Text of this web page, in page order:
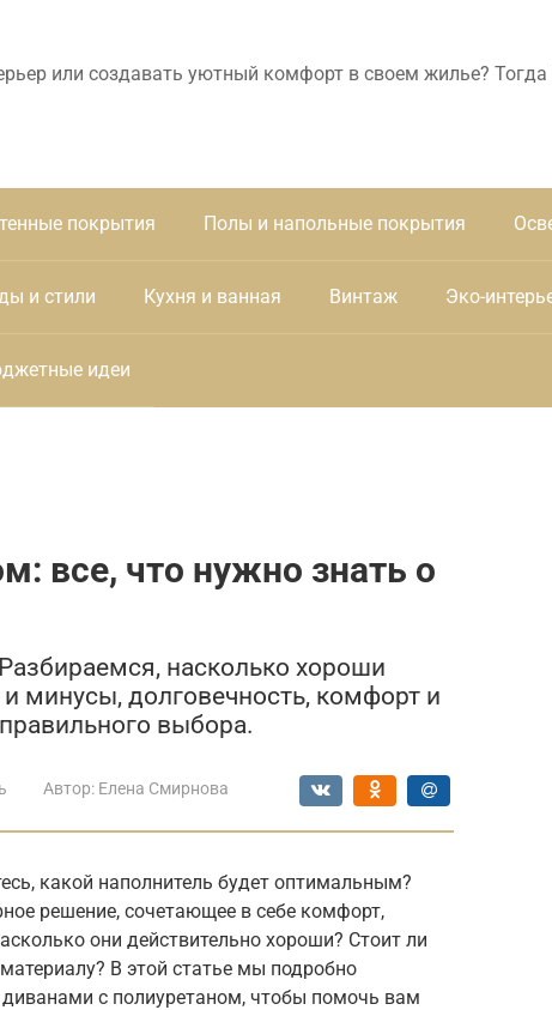
или создавать уютный комфорт в своем жилье?
покрытия Полы и напольные покрытия
и стили Кухня и ванная Винтаж Эко-
идеи
все, что нужно знать о
насколько хороши
минусы, долговечность, комфорт и
выбора.
Автор: Елена Смирнова
какой наполнитель будет оптимальным?
решение, сочетающее в себе комфорт,
они действительно хороши? Стоит ли
В этой статье мы подробно
с полиуретаном, чтобы помочь вам